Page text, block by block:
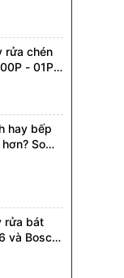
rửa chén
- 01P -
Đáng
hay bếp
So
A - Z
rửa bát
và Bosch
chi